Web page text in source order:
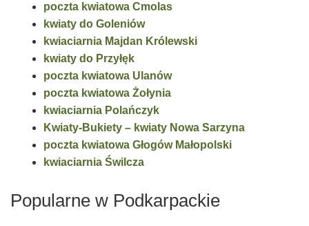
poczta kwiatowa Cmolas
kwiaty do Goleniów
kwiaciarnia Majdan Królewski
kwiaty do Przyłęk
poczta kwiatowa Ulanów
poczta kwiatowa Żołynia
kwiaciarnia Polańczyk
Kwiaty-Bukiety – kwiaty Nowa Sarzyna
poczta kwiatowa Głogów Małopolski
kwiaciarnia Świlcza
Popularne w Podkarpackie